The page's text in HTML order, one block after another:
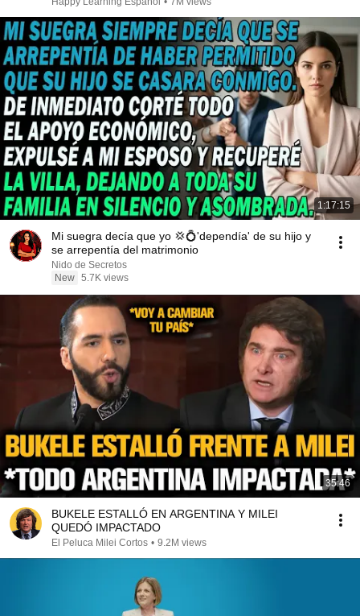
1:17:15
Mi suegra decía que yo 💢💍'dependía' de su hijo y
se arrepentía del matrimonio
Nido de Secretos
New 5.7K views
35:46
BUKELE ESTALLÓ EN ARGENTINA Y MILEI
QUEDÓ IMPACTADO
El Peluca Milei Cortos • 9.2M views